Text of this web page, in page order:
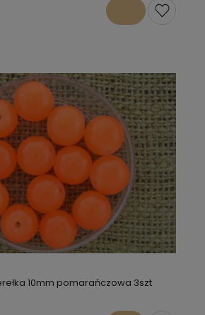
10mm pomarańczowa 3szt